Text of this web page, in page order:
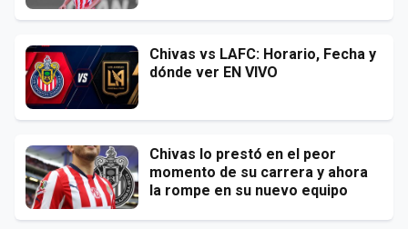
Chivas vs LAFC: Horario, Fecha y
dónde ver EN VIVO
Chivas lo prestó en el peor
momento de su carrera y ahora
la rompe en su nuevo equipo